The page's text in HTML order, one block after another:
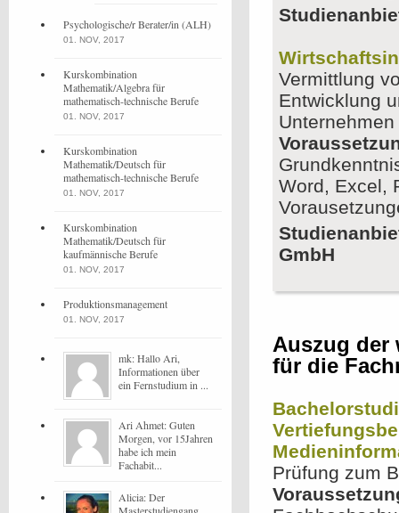
Vermittlung
Entwicklung
Unternehmen
Word, Excel,
GmbH
Auszug der
für die
Prüfung zum
Psychologische/r Berater/in (ALH)
01. NOV, 2017
Kurskombination
Mathematik/Algebra für
mathematisch-technische Berufe
01. NOV, 2017
Kurskombination
Mathematik/Deutsch für
mathematisch-technische Berufe
01. NOV, 2017
Kurskombination
Mathematik/Deutsch für
kaufmännische Berufe
01. NOV, 2017
Produktionsmanagement
01. NOV, 2017
mk: Hallo Ari,
Informationen über
ein Fernstudium in ...
Ari Ahmet: Guten
Morgen, vor 15Jahren
habe ich mein
Fachabit...
Alicia: Der